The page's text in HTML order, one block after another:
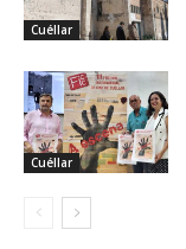
Cuéllar
Cuéllar